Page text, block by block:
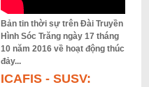
Bản tin thời sự trên Đài Truyền
Hình Sóc Trăng ngày 17 tháng
10 năm 2016 về hoạt động thúc
đảy...
ICAFIS - SUSV: